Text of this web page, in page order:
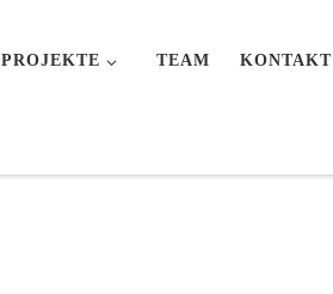
PROJEKTE TEAM KONTAKT